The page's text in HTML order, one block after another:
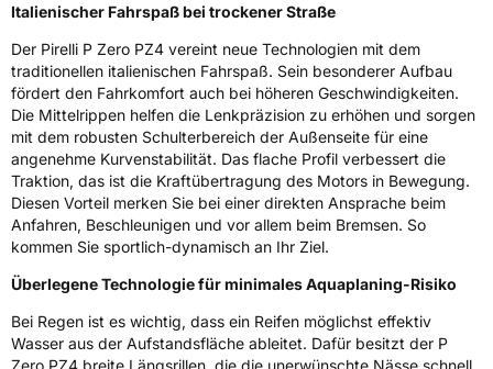
HerstellerkontaktPIRELLI TYRE SPA, Viale Piero e Alberto
Pirelli 25 20126 Milano Italien,
www.pirelli.com,
consumer.support@pirelli.com
Italienischer Fahrspaß bei trockener Straße
Der Pirelli P Zero PZ4 vereint neue Technologien mit dem
traditionellen italienischen Fahrspaß. Sein besonderer Aufbau
fördert den Fahrkomfort auch bei höheren Geschwindigkeiten.
Die Mittelrippen helfen die Lenkpräzision zu erhöhen und sorgen
mit dem robusten Schulterbereich der Außenseite für eine
angenehme Kurvenstabilität. Das flache Profil verbessert die
Traktion, das ist die Kraftübertragung des Motors in Bewegung.
Diesen Vorteil merken Sie bei einer direkten Ansprache beim
Anfahren, Beschleunigen und vor allem beim Bremsen. So
kommen Sie sportlich-dynamisch an Ihr Ziel.
Überlegene Technologie für minimales Aquaplaning-Risiko
Bei Regen ist es wichtig, dass ein Reifen möglichst effektiv
Wasser aus der Aufstandsfläche ableitet. Dafür besitzt der P
Zero PZ4 breite Längsrillen, die die unerwünschte Nässe schnell